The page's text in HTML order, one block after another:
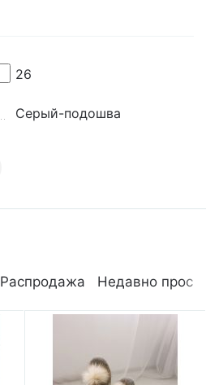
26
Серый-подошва
Распродажа Недавно